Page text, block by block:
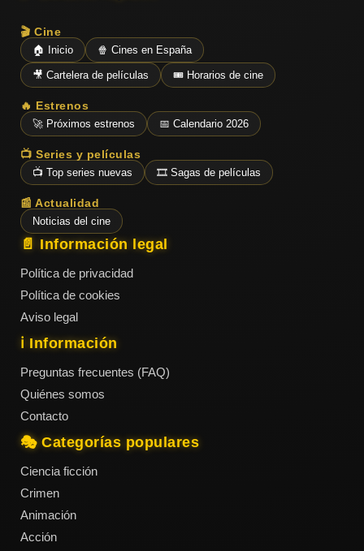
Plataformas
Streaming
📅
ESTRENOS
Y
CALENDARIO
Estrenos
de Cine
2026
Series
2026
Estrenos
2025
Acción
🎬 Cine
🏠 Inicio 🍿 Cines en España
🎥 Cartelera de películas 🎟️ Horarios de cine
🔥 Estrenos
🚀 Próximos estrenos 📅 Calendario 2026
📺 Series y películas
📺 Top series nuevas 🎞️ Sagas de películas
📰 Actualidad
Noticias del cine
📄 Información legal
Política de privacidad
Política de cookies
Aviso legal
ℹ️ Información
Preguntas frecuentes (FAQ)
Quiénes somos
Contacto
🎭 Categorías populares
Ciencia ficción
Crimen
Animación
Acción